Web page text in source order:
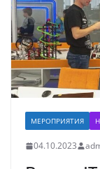
МЕРОПРИЯТИЯ
04.10.2023